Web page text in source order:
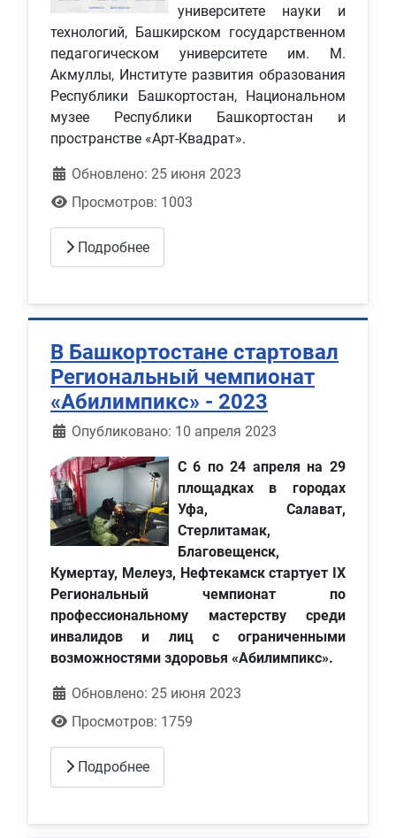
университете науки и
технологий, Башкирском государственном
педагогическом университете им. М.
Акмуллы, Институте развития образования
Республики Башкортостан, Национальном
музее Республики Башкортостан и
пространстве «Арт-Квадрат».
Обновлено: 25 июня 2023
Просмотров: 1003
Подробнее
В Башкортостане стартовал
Региональный чемпионат
«Абилимпикс» - 2023
Информация о материале
Опубликовано: 10 апреля 2023
С 6 по 24 апреля на 29
площадках в городах
Уфа, Салават,
Стерлитамак,
Благовещенск,
Кумертау, Мелеуз, Нефтекамск стартует IХ
Региональный чемпионат по
профессиональному мастерству среди
инвалидов и лиц с ограниченными
возможностями здоровья «Абилимпикс».
Обновлено: 25 июня 2023
Просмотров: 1759
Подробнее